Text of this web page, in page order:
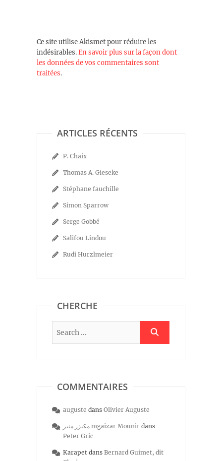
Ce site utilise Akismet pour réduire les
indésirables.En savoir plus sur la façon dont
les données de vos commentaires sont
traitées.
ARTICLES RÉCENTS
P. Chaix
Thomas A. Gieseke
Stéphane fauchille
Simon Sparrow
Serge Gobbé
Salifou Lindou
Rudi Hurzlmeier
CHERCHE
COMMENTAIRES
auguste dans Olivier Auguste
مكيزر منير mgaizar Mounir dans
Peter Gric
Karapet dans Bernard Guimet, dit